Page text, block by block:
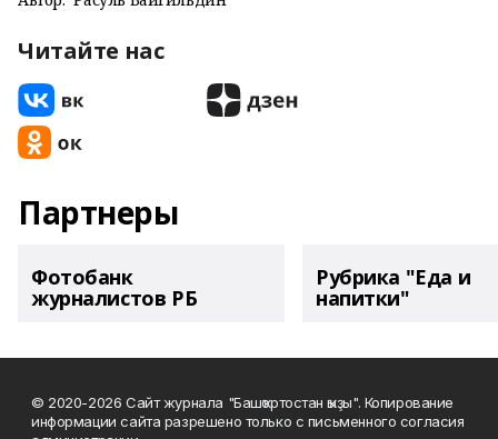
Читайте нас
Партнеры
Фотобанк
журналистов РБ
Рубрика "Еда и
напитки"
© 2020-2026 Сайт журнала "Башҡортостан ҡыҙы". Копирование
информации сайта разрешено только с письменного согласия